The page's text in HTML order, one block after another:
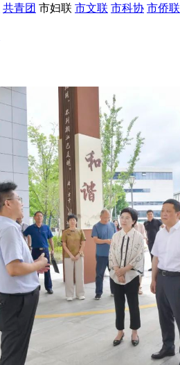
共青团 市妇联 市文联 市科协 市侨联